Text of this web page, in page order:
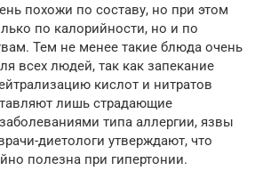
похожи по составу, но при этом
по калорийности, но и по
Тем не менее такие блюда очень
всех людей, так как запекание
кислот и нитратов
лишь страдающие
типа аллергии, язвы
диетологи утверждают, что
полезна при гипертонии.